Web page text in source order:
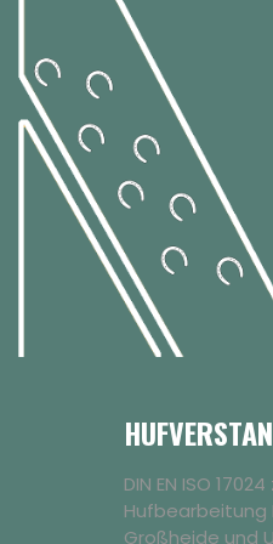
DIN EN ISO
Hufbearbeitung
Großheide und